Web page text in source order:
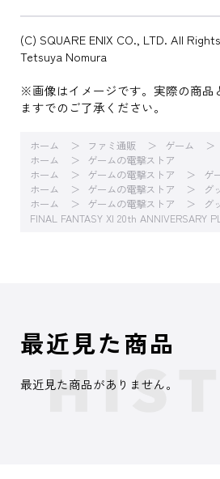
(C) SQUARE ENIX CO., LTD. All
Tetsuya Nomura
※画像はイメージです。実際の商品
ますでのご了承ください。
ホーム ファミ通販 ゲーム
ホーム
ゲームの電撃ストア
ホーム
ゲームの電撃ストア
ゲ
ホーム
ゲームの電撃ストア
グ
ホーム
ゲームの電撃ストア
グ
FINAL FANTASY XI 20th ANNIVERSARY
最近見た商品
最近見た商品がありません。